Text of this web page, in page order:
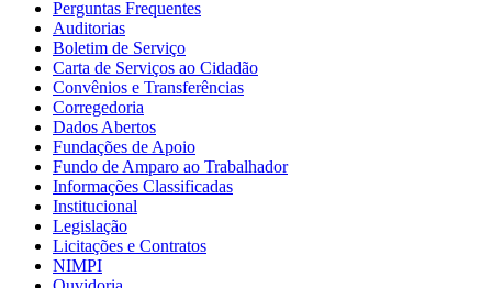
Perguntas Frequentes
Auditorias
Boletim de Serviço
Carta de Serviços ao Cidadão
Convênios e Transferências
Corregedoria
Dados Abertos
Fundações de Apoio
Fundo de Amparo ao Trabalhador
Informações Classificadas
Institucional
Legislação
Licitações e Contratos
NIMPI